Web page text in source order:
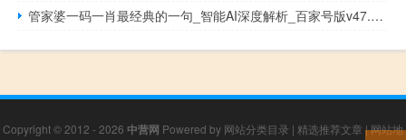
管家婆一码一肖最经典的一句_智能AI深度解析_百家号版v47.08.141
Copyright © 2012 - 2026 中营网 Powered by 网站分类目录 | 精选推荐文章 |网站地